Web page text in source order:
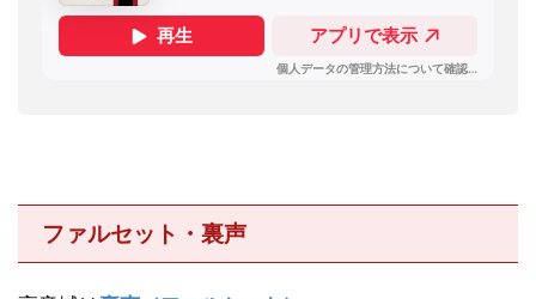
ファルセット・裏声